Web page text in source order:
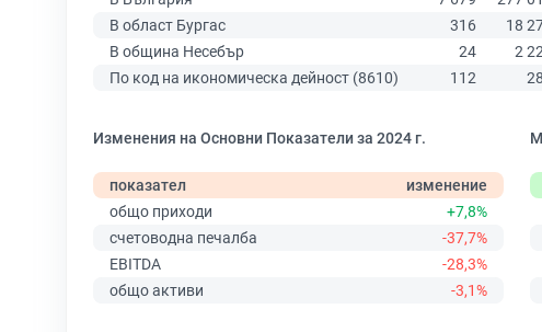
В област Бургас
316 18
В община Несебър
24 2
По код на икономическа дейност (8610)
112
Изменения на Основни Показатели за 2024 г.
показател
изменение
общо приходи
+7,8%
счетоводна печалба
-37,7%
EBITDA
-28,3%
общо активи
-3,1%